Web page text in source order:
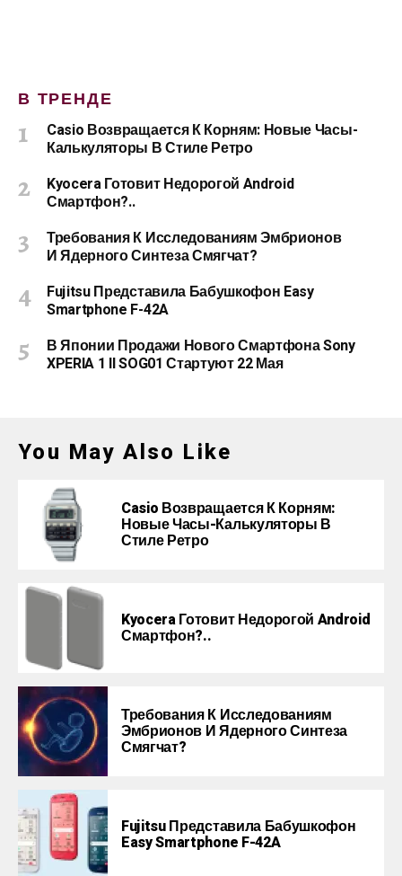
В ТРЕНДЕ
Casio Возвращается К Корням: Новые Часы-
Калькуляторы В Стиле Ретро
Kyocera Готовит Недорогой Android
Смартфон?..
Требования К Исследованиям Эмбрионов
И Ядерного Синтеза Смягчат?
Fujitsu Представила Бабушкофон Easy
Smartphone F-42A
В Японии Продажи Нового Смартфона Sony
XPERIA 1 II SOG01 Стартуют 22 Мая
You May Also Like
Casio Возвращается К Корням:
Новые Часы-Калькуляторы В
Стиле Ретро
Kyocera Готовит Недорогой Android
Смартфон?..
Требования К Исследованиям
Эмбрионов И Ядерного Синтеза
Смягчат?
Fujitsu Представила Бабушкофон
Easy Smartphone F-42A